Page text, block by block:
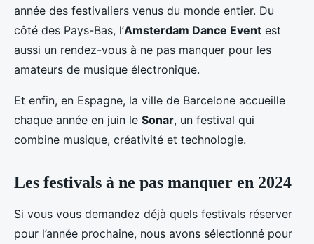
année des festivaliers venus du monde entier. Du
côté des Pays-Bas, l’Amsterdam Dance Event est
aussi un rendez-vous à ne pas manquer pour les
amateurs de musique électronique.
Et enfin, en Espagne, la ville de Barcelone accueille
chaque année en juin le Sonar, un festival qui
combine musique, créativité et technologie.
Les festivals à ne pas manquer en 2024
Si vous vous demandez déjà quels festivals réserver
pour l’année prochaine, nous avons sélectionné pour